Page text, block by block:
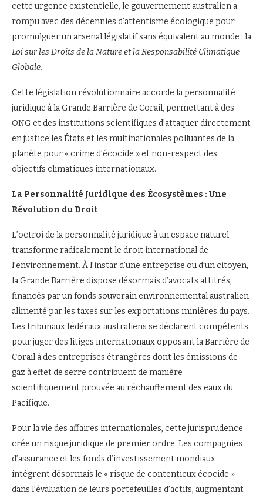
cette urgence existentielle, le gouvernement australien a
rompu avec des décennies d’attentisme écologique pour
promulguer un arsenal législatif sans équivalent au monde : la
Loi sur les Droits de la Nature et la Responsabilité Climatique
Globale.
Cette législation révolutionnaire accorde la personnalité
juridique à la Grande Barrière de Corail, permettant à des
ONG et des institutions scientifiques d’attaquer directement
en justice les États et les multinationales polluantes de la
planète pour « crime d’écocide » et non-respect des
objectifs climatiques internationaux.
La Personnalité Juridique des Écosystèmes : Une
Révolution du Droit
L’octroi de la personnalité juridique à un espace naturel
transforme radicalement le droit international de
l’environnement. À l’instar d’une entreprise ou d’un citoyen,
la Grande Barrière dispose désormais d’avocats attitrés,
financés par un fonds souverain environnemental australien
alimenté par les taxes sur les exportations minières du pays.
Les tribunaux fédéraux australiens se déclarent compétents
pour juger des litiges internationaux opposant la Barrière de
Corail à des entreprises étrangères dont les émissions de
gaz à effet de serre contribuent de manière
scientifiquement prouvée au réchauffement des eaux du
Pacifique.
Pour la vie des affaires internationales, cette jurisprudence
crée un risque juridique de premier ordre. Les compagnies
d’assurance et les fonds d’investissement mondiaux
intègrent désormais le « risque de contentieux écocide »
dans l’évaluation de leurs portefeuilles d’actifs, augmentant